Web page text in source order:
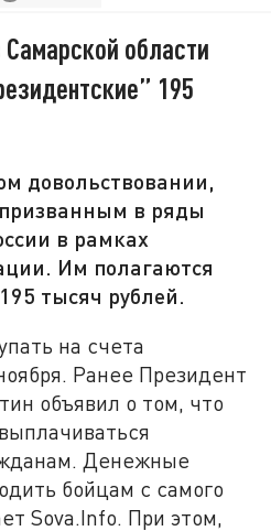
области
195
довольствовании,
призванным в ряды
в рамках
Им полагаются
тысяч рублей.
на счета
Ранее Президент
объявил о том, что
Денежные
бойцам с самого
Sova.Info. При этом,